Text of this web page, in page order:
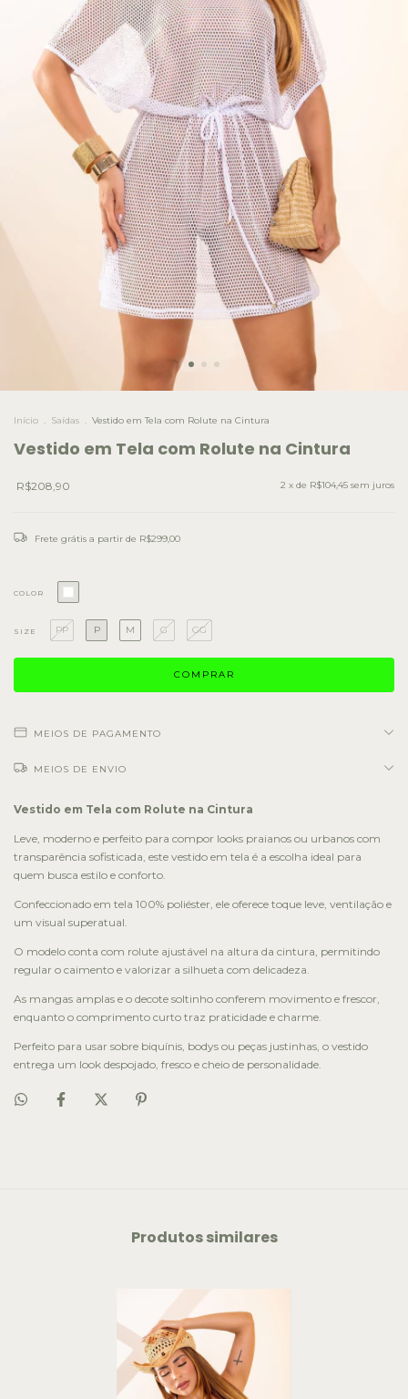
Início . Saídas . Vestido em Tela com Rolute na Cintura
Vestido em Tela com Rolute na Cintura
R$208,90 2 x de R$104,45 sem juros
Frete grátis a partir de R$299,00
COLOR
SIZE PP P M G GG
MEIOS DE PAGAMENTO
MEIOS DE ENVIO
Vestido em Tela com Rolute na Cintura
Leve, moderno e perfeito para compor looks praianos ou urbanos com
transparência sofisticada, este vestido em tela é a escolha ideal para
quem busca estilo e conforto.
Confeccionado em tela 100% poliéster, ele oferece toque leve, ventilação e
um visual superatual.
O modelo conta com rolute ajustável na altura da cintura, permitindo
regular o caimento e valorizar a silhueta com delicadeza.
As mangas amplas e o decote soltinho conferem movimento e frescor,
enquanto o comprimento curto traz praticidade e charme.
Perfeito para usar sobre biquínis, bodys ou peças justinhas, o vestido
entrega um look despojado, fresco e cheio de personalidade.
Produtos similares